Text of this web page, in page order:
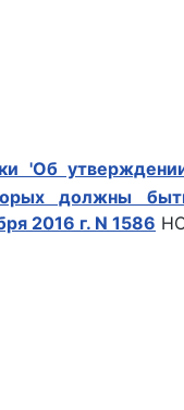
'Об
должны
2016 г. N 1586